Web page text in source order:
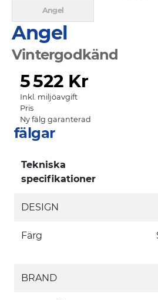
Angel
Vintergodkänd
5522 Kr
Inkl. miljöavgift
Pris
Ny fälg garanterad
fälgar
Tekniska
specifikationer
DESIGN
Färg
BRAND